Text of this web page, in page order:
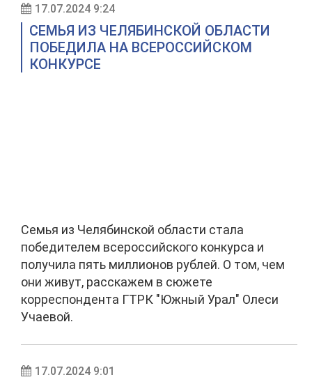
17.07.2024 9:24
СЕМЬЯ ИЗ ЧЕЛЯБИНСКОЙ ОБЛАСТИ
ПОБЕДИЛА НА ВСЕРОССИЙСКОМ
КОНКУРСЕ
Семья из Челябинской области стала
победителем всероссийского конкурса и
получила пять миллионов рублей. О том, чем
они живут, расскажем в сюжете
корреспондента ГТРК "Южный Урал" Олеси
Учаевой.
17.07.2024 9:01